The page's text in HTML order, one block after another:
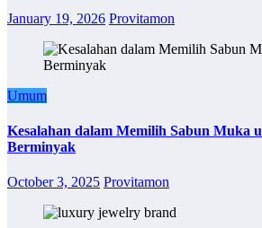
January 19, 2026 Provitamon
Umum
Kesalahan dalam Memilih Sabun Muka
Berminyak
October 3, 2025 Provitamon